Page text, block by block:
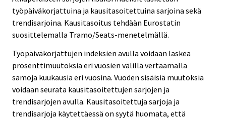
työpäiväkorjattuina ja kausitasoitettuina sarjoina sekä
trendisarjoina. Kausitasoitus tehdään Eurostatin
suosittelemalla Tramo/Seats-menetelmällä.
Työpäiväkorjattujen indeksien avulla voidaan laskea
prosenttimuutoksia eri vuosien välillä vertaamalla
samoja kuukausia eri vuosina. Vuoden sisäisiä muutoksia
voidaan seurata kausitasoitettujen sarjojen ja
trendisarjojen avulla. Kausitasoitettuja sarjoja ja
trendisarjoja käytettäessä on syytä huomata, että